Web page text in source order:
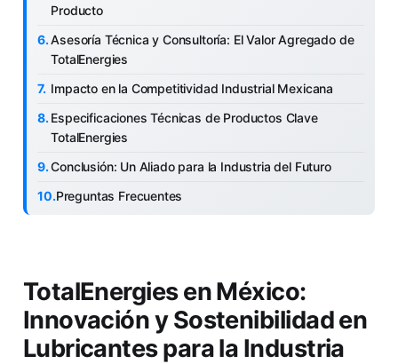
Producto
Asesoría Técnica y Consultoría: El Valor Agregado de
TotalEnergies
Impacto en la Competitividad Industrial Mexicana
Especificaciones Técnicas de Productos Clave
TotalEnergies
Conclusión: Un Aliado para la Industria del Futuro
Preguntas Frecuentes
TotalEnergies en México:
Innovación y Sostenibilidad en
Lubricantes para la Industria